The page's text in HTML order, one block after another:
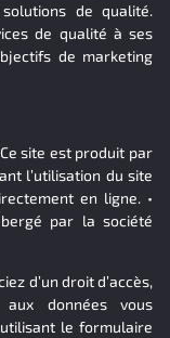
de qualité.
de qualité à ses
de marketing
site est produit par
l’utilisation du site
en ligne. •
par la société
d’un droit d’accès,
données vous
le formulaire